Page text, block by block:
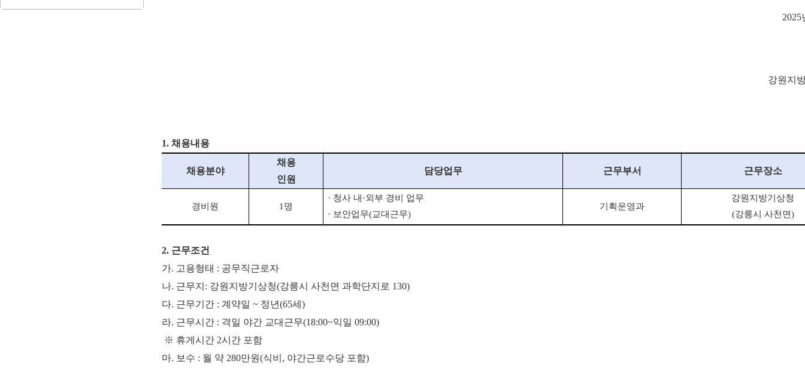
2025
강원지
1. 채용내용
채용분야
채용
인원
담당업무 근무부서 근무장소
경비원 1 명
· 청사 내 ·외부 경비 업무
· 보안업무(교대근무)
기획운영과
강원지방기상청
(강릉시 사천면)
2. 근무조건
가. 고용형태 : 공무직근로자
나. 근무지: 강원지방기상청(강릉시 사천면 과학단지로 130)
다. 근무기간 : 계약일 ~ 정년(65세)
라. 근무시간 : 격일 야간 교대근무(18:00~익일 09:00)
※ 휴게시간 2시간 포함
마. 보 수 : 월 약 280만원(식비, 야간근로수당 포함)